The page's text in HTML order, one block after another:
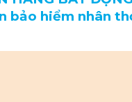
bảo hiểm nhân